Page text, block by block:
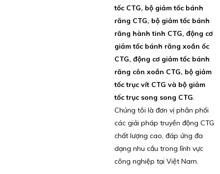
tốc CTG, bộ giảm tốc bánh
răng CTG, bộ giảm tốc bánh
răng hành tinh CTG, động cơ
giảm tốc bánh răng xoắn ốc
CTG, động cơ giảm tốc bánh
răng côn xoắn CTG, bộ giảm
tốc trục vít CTG và bộ giảm
tốc trục song song CTG
Chúng tôi là đơn vị phân phối
các giải pháp truyền động CTG
chất lượng cao, đáp ứng đa
dạng nhu cầu trong lĩnh vực
công nghiệp tại Việt Nam.